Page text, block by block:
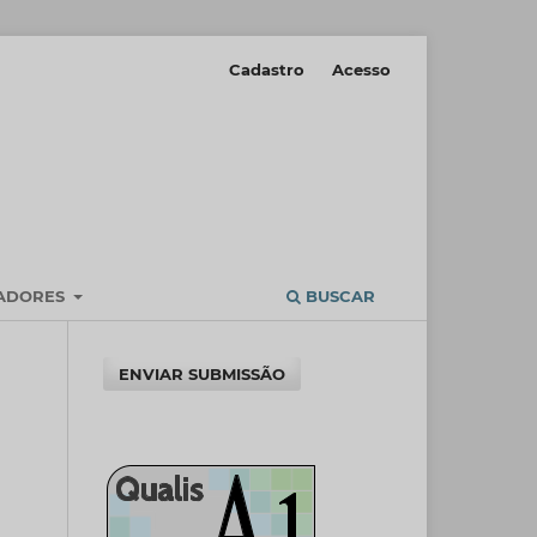
BUSCAR
Cadastro Acesso
ENVIAR SUBMISSÃO